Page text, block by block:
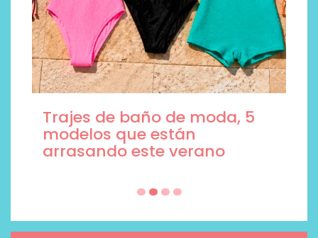
Trajes de baño de moda, 5
modelos que están
arrasando este verano